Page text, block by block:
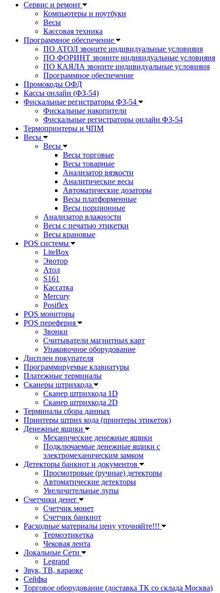
Сервис и ремонт
Компьютеры и ноутбуки
Весы
Кассовая техника
Программное обеспечение
ПО АТОЛ звоните индивидуальные условияия
ПО ФОРИНТ звоните индивидуальные условияия
ПО КАЯЛА звоните индивидуальные условияия
Программное обеспечение
Промокоды ОФД
Кассы онлайн (ФЗ-54)
Фискальные регистраторы ФЗ-54
Фискальные накопители
Фискальные регистраторы онлайн ФЗ-54
Термопринтеры и ЧПМ
Весы
Весы
Весы торговые
Весы товарные
Анализатор вязкости
Аналитические весы
Автоматические дозаторы
Весы платформенные
Весы порционные
Анализатор влажности
Весы с печатью этикетки
Весы крановые
POS системы
LiteBox
Эвотор
Атол
S161
Кассатка
Mercury
Posiflex
POS мониторы
POS переферия
Звонки
Считыватели магнитных карт
Упаковочное оборудование
Дисплеи покупателя
Программируемые клавиатуры
Платежные терминалы
Сканеры штрихкода
Сканер штрихкода 1D
Сканер штрихкода 2D
Терминалы сбора данных
Принтеры штрих кода (принтеры этикеток)
Денежные ящики
Механические денежные ящики
Подключаемые денежные ящики с
электромеханическим замком
Детекторы банкнот и документов
Просмотровые (ручные) детекторы
Автоматические детекторы
Увеличительные лупы
Счетчики денег
Счетчик монет
Счетчик банкнот
Расходные материалы цену уточняйте!!!
Термоэтикетка
Чековая лента
Локальные Сети
Legrand
Звук, ТВ, караоке
Сейфы
Торговое оборудование (доставка ТК со склада Москва)